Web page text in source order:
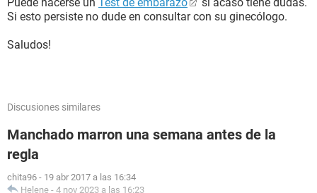
Si esto persiste no dude en consultar con su ginecólogo.
Saludos!
Discusiones similares
Manchado marron una semana antes de la
regla
chita96 - 19 abr 2017 a las 16:34
Helene - 4 nov 2023 a las 16:23